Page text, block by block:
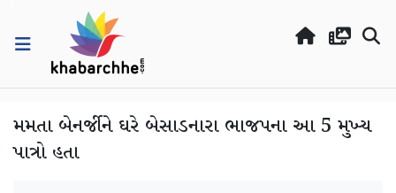
મમતા બેનર્જીને ઘરે બેસાડનારા ભાજપના આ 5 મુખ્ય
પાત્રો હતા